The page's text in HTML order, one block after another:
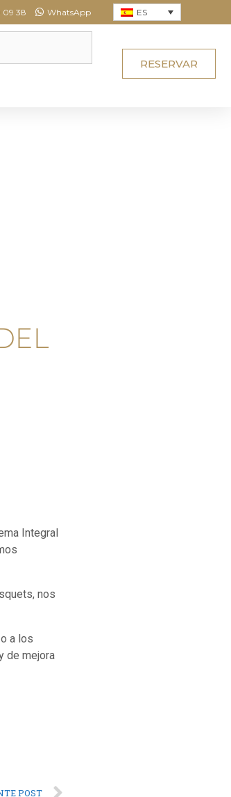
09 38 WhatsApp ES
RESERVAR
Integral
nos
a los
de mejora
POST